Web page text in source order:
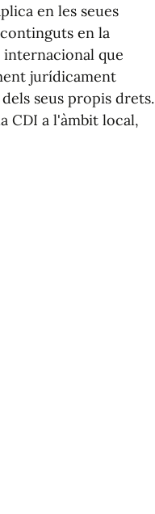
en les seues
en la
que
jurídicament
seus propis drets.
CDI a l'àmbit local,